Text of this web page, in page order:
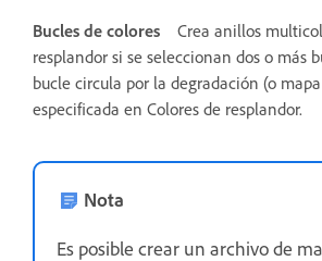
Bucles de colores
Crea anillos
resplandor si se seleccionan dos o más
bucle circula por la degradación (o
especificada en Colores de resplandor.
Nota
Es posible crear un archivo de